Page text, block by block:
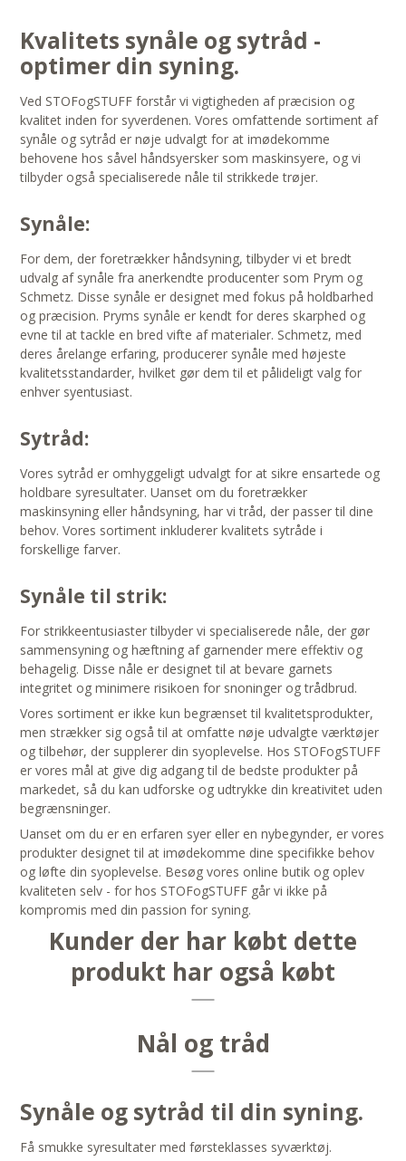
Kvalitets synåle og sytråd -
optimer din syning.
Ved STOFogSTUFF forstår vi vigtigheden af præcision og
kvalitet inden for syverdenen. Vores omfattende sortiment af
synåle og sytråd er nøje udvalgt for at imødekomme
behovene hos såvel håndsyersker som maskinsyere, og vi
tilbyder også specialiserede nåle til strikkede trøjer.
Synåle:
For dem, der foretrækker håndsyning, tilbyder vi et bredt
udvalg af synåle fra anerkendte producenter som Prym og
Schmetz. Disse synåle er designet med fokus på holdbarhed
og præcision. Pryms synåle er kendt for deres skarphed og
evne til at tackle en bred vifte af materialer. Schmetz, med
deres årelange erfaring, producerer synåle med højeste
kvalitetsstandarder, hvilket gør dem til et pålideligt valg for
enhver syentusiast.
Sytråd:
Vores sytråd er omhyggeligt udvalgt for at sikre ensartede og
holdbare syresultater. Uanset om du foretrækker
maskinsyning eller håndsyning, har vi tråd, der passer til dine
behov. Vores sortiment inkluderer kvalitets sytråde i
forskellige farver.
Synåle til strik:
For strikkeentusiaster tilbyder vi specialiserede nåle, der gør
sammensyning og hæftning af garnender mere effektiv og
behagelig. Disse nåle er designet til at bevare garnets
integritet og minimere risikoen for snoninger og trådbrud.
Vores sortiment er ikke kun begrænset til kvalitetsprodukter,
men strækker sig også til at omfatte nøje udvalgte værktøjer
og tilbehør, der supplerer din syoplevelse. Hos STOFogSTUFF
er vores mål at give dig adgang til de bedste produkter på
markedet, så du kan udforske og udtrykke din kreativitet uden
begrænsninger.
Uanset om du er en erfaren syer eller en nybegynder, er vores
produkter designet til at imødekomme dine specifikke behov
og løfte din syoplevelse. Besøg vores online butik og oplev
kvaliteten selv - for hos STOFogSTUFF går vi ikke på
kompromis med din passion for syning.
Kunder der har købt dette
produkt har også købt
Nål og tråd
Synåle og sytråd til din syning.
Få smukke syresultater med førsteklasses syværktøj.